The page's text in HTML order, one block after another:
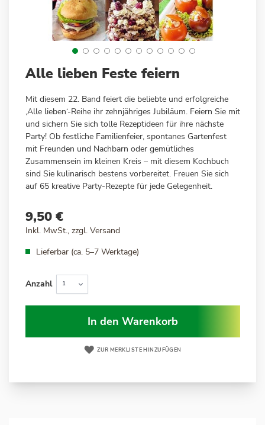
Anfang
Bildergalerie
springen
Alle lieben Feste feiern
Mit diesem 22. Band feiert die beliebte und erfolgreiche
‚Alle lieben‘-Reihe ihr zehnjähriges Jubiläum. Feiern Sie mit
und sichern Sie sich tolle Rezeptideen für ihre nächste
Party! Ob festliche Familienfeier, spontanes Gartenfest
mit Freunden und Nachbarn oder gemütliches
Zusammensein im kleinen Kreis – mit diesem Kochbuch
sind Sie kulinarisch bestens vorbereitet. Freuen Sie sich
auf 65 kreative Party-Rezepte für jede Gelegenheit.
9,50 €
Inkl. MwSt., zzgl. Versand
Lieferbar (ca. 5–7 Werktage)
Anzahl
In den Warenkorb
ZUR MERKLISTE HINZUFÜGEN